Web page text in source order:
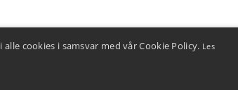
cookies i samsvar med vår Cookie Policy. Les